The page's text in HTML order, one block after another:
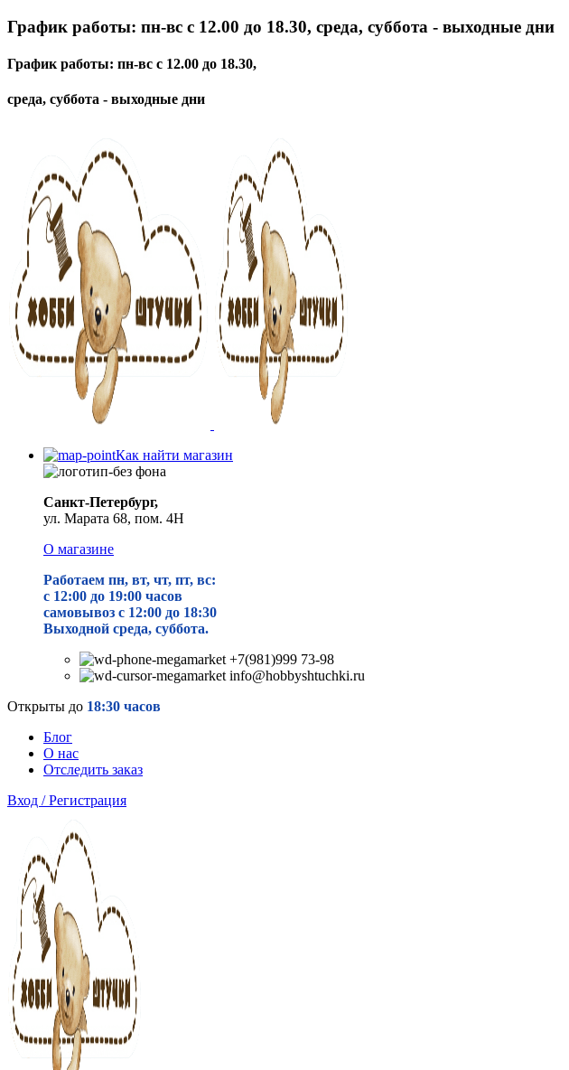
График работы: пн-вс с 12.00 до 18.30, среда, суббота - выходные дни
График работы: пн-вс с 12.00 до 18.30,
среда, суббота - выходные дни
Как найти магазин
Санкт-Петербург,
ул. Марата 68, пом. 4Н
О магазине
Работаем пн, вт, чт, пт, вс:
с 12:00 до 19:00 часов
самовывоз с 12:00 до 18:30
Выходной среда, суббота.
+7(981)999 73-98
info@hobbyshtuchki.ru
Открыты до 18:30 часов
Блог
О нас
Отследить заказ
Вход / Регистрация